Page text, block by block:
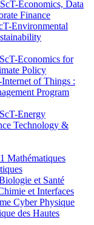
Economics, Data
Finance
Environmental
Economics for
Policy
of Things :
Program
Energy
Technology &
Mathématiques
et Santé
et Interfaces
Cyber Physique
des Hautes